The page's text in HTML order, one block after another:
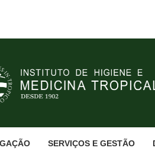
SERVIÇOS E GESTÃO